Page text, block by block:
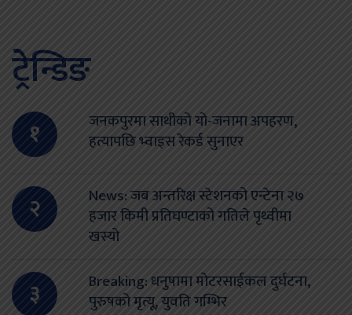
ट्रेन्डिङ
१
जनकपुरमा साथीको यो-जनामा अपहरण,
हत्यापछि भ्वाइस रेकर्ड सुनाएर
२
News: जब अन्तरिक्ष स्टेशनको एन्टेना २७
हजार किमी प्रतिघण्टाको गतिले पृथ्वीमा
खस्यो
३
Breaking: धनुषामा मोटरसाईकल दुर्घटना,
पुरुषको मृत्यू, युवति गम्भिर